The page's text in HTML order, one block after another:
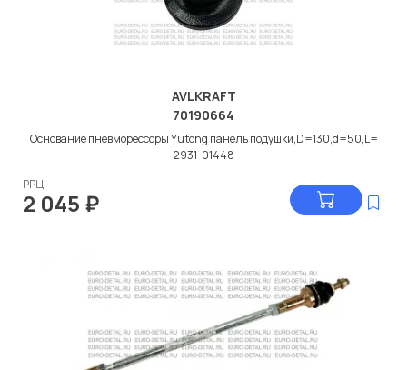
AVLKRAFT
70190664
Основание пневморессоры Yutong панель подушки,D=130,d=50,L=
2931-01448
РРЦ
2 045 ₽